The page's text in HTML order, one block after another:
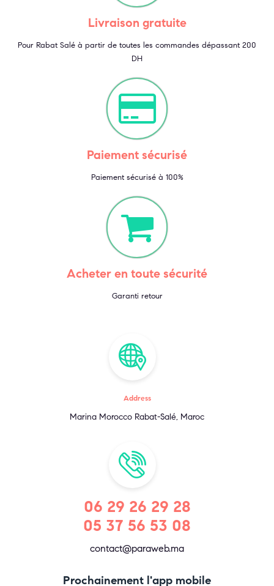
Livraison gratuite
Pour Rabat Salé à partir de toutes les commandes dépassant 200
DH
Paiement sécurisé
Paiement sécurisé à 100%
Acheter en toute sécurité
Garanti retour
Address
Marina Morocco Rabat-Salé, Maroc
06 29 26 29 28
05 37 56 53 08
contact@paraweb.ma
Prochainement l'app mobile